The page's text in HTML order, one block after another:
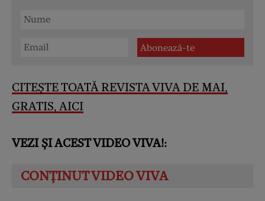
CITEȘTE TOATĂ REVISTA VIVA DE MAI,
GRATIS, AICI
VEZI ȘI ACEST VIDEO VIVA!: